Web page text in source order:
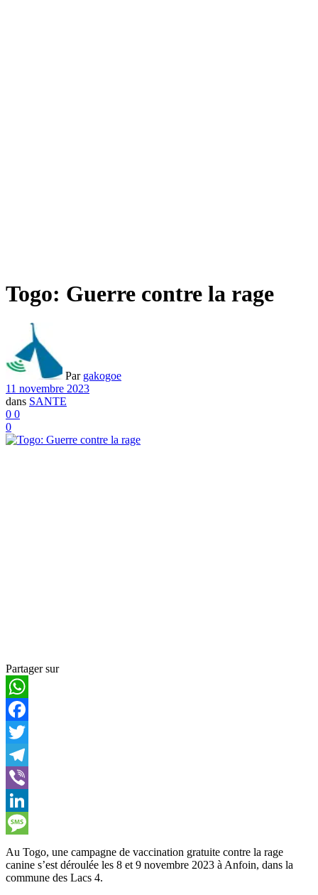
Togo: Guerre contre la rage
Par gakogoe
11 novembre 2023
dans SANTE
0 0
0
Partager sur
WhatsApp
Facebook
Twitter
Telegram
Viber
LinkedIn
Message
Au Togo, une campagne de vaccination gratuite contre la rage
canine s’est déroulée les 8 et 9 novembre 2023 à Anfoin, dans la
commune des Lacs 4.